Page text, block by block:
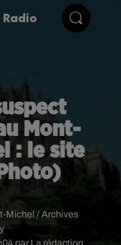
Mont-
: le site
par La rédaction
Michel / Archives